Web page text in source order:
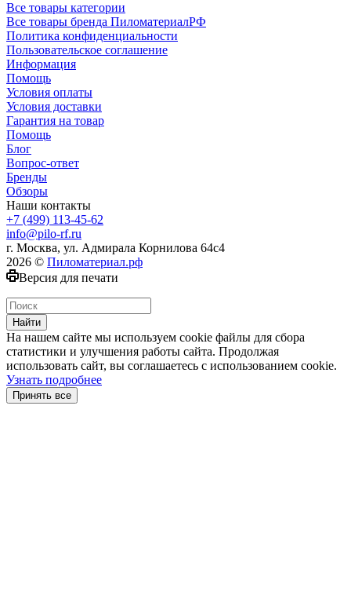
Все товары категории
Все товары бренда ПиломатериалРФ
Политика конфиденциальности
Пользовательское соглашение
Информация
Помощь
Условия оплаты
Условия доставки
Гарантия на товар
Помощь
Блог
Вопрос-ответ
Бренды
Обзоры
Наши контакты
+7 (499) 113-45-62
info@pilo-rf.ru
г. Москва, ул. Адмирала Корнилова 64с4
2026 © Пиломатериал.рф
Версия для печати
Найти
На нашем сайте мы используем cookie файлы для сбора
статистики и улучшения работы сайта. Продолжая
использовать сайт, вы соглашаетесь с использованием cookie.
Узнать подробнее
Принять все